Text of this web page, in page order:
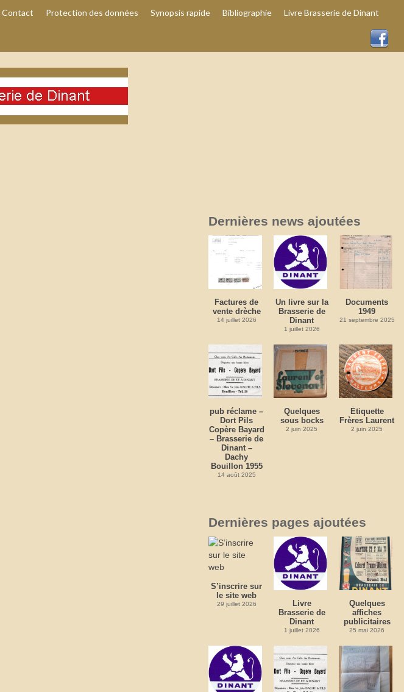
Contact Protection des données Synopsis rapide Bibliographie Livre Brasserie de Dinant
Dernières news ajoutées
Factures de
vente drèche
14 juillet 2026
Un livre sur la
Brasserie de
Dinant
1 juillet 2026
Documents
1949
21 septembre 2025
pub réclame –
Dort Pils
Copère Bayard
– Brasserie de
Dinant –
Dachy
Bouillon 1955
14 août 2025
Quelques
sous bocks
2 juin 2025
Étiquette
Frères Laurent
2 juin 2025
Dernières pages ajoutées
S’inscrire sur
le site web
29 juillet 2026
Livre
Brasserie de
Dinant
1 juillet 2026
Quelques
affiches
publicitaires
25 mai 2026